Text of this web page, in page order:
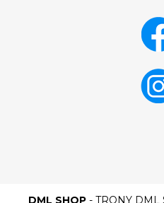
DML SHOP - TRONY DML